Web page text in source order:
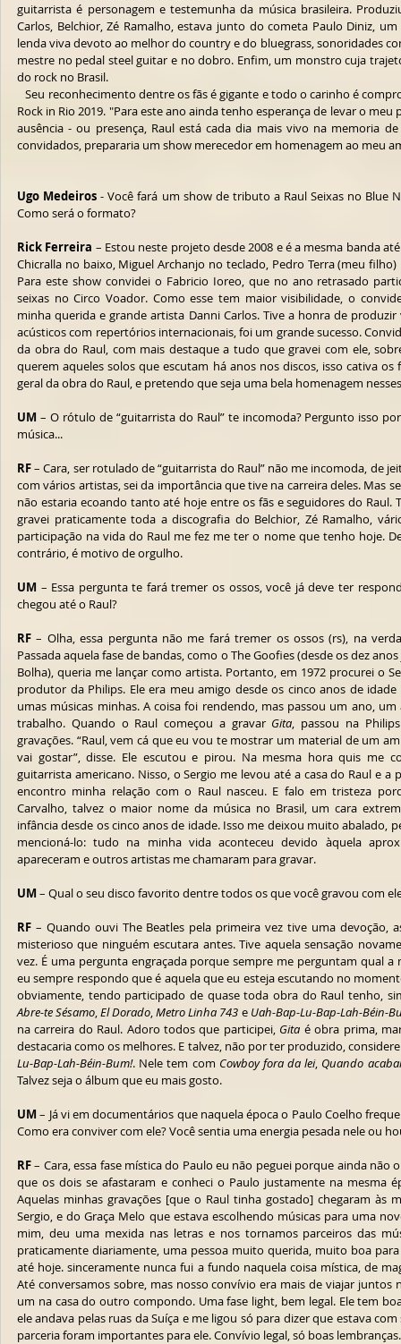
guitarrista é personagem e testemunha da música brasileira.
Carlos, Belchior, Zé Ramalho, estava junto do cometa Paulo Diniz,
lenda viva devoto ao melhor do country e do bluegrass, sonoridades
mestre no pedal steel guitar e no dobro. Enfim, um monstro cuja
do rock no Brasil.
   Seu reconhecimento dentre os fãs é gigante e todo o carinho é comprovado pela campanha para colocá-lo no
Rock in Rio 2019. "Para este ano ainda tenho esperança de levar o
ausência - ou presença, Raul está cada dia mais vivo na memoria
convidados, prepararia um show merecedor em homenagem ao meu
Ugo Medeiros - Você fará um show de tributo a Raul Seixas no Blue
Como será o formato?
Rick Ferreira – Estou neste projeto desde 2008 e é a mesma banda
Chicralla no baixo, Miguel Archanjo no teclado, Pedro Terra (meu
Para este show convidei o Fabricio Ioreo, que no ano retrasado
seixas no Circo Voador. Como esse tem maior visibilidade, o
minha querida e grande artista Danni Carlos. Tive a honra de
acústicos com repertórios internacionais, foi um grande sucesso.
da obra do Raul, com mais destaque a tudo que gravei com ele,
querem aqueles solos que escutam há anos nos discos, isso cativa
geral da obra do Raul, e pretendo que seja uma bela homenagem
UM – O rótulo de “guitarrista do Raul” te incomoda? Pergunto isso
música...
RF – Cara, ser rotulado de “guitarrista do Raul” não me incomoda, de
com vários artistas, sei da importância que tive na carreira deles. Mas
não estaria ecoando tanto até hoje entre os fãs e seguidores do Raul.
gravei praticamente toda a discografia do Belchior, Zé Ramalho,
participação na vida do Raul me fez me ter o nome que tenho hoje.
contrário, é motivo de orgulho.
UM – Essa pergunta te fará tremer os ossos, você já deve ter
chegou até o Raul?
RF – Olha, essa pergunta não me fará tremer os ossos (rs), na
Passada aquela fase de bandas, como o The Goofies (desde os dez
Bolha), queria me lançar como artista. Portanto, em 1972 procurei o
produtor da Philips. Ele era meu amigo desde os cinco anos de
umas músicas minhas. A coisa foi rendendo, mas passou um ano,
trabalho. Quando o Raul começou a gravar Gita, passou na
gravações. “Raul, vem cá que eu vou te mostrar um material de um
vai gostar”, disse. Ele escutou e pirou. Na mesma hora quis me
guitarrista americano. Nisso, o Sergio me levou até a casa do Raul e a
encontro minha relação com o Raul nasceu. E falo em tristeza
Carvalho, talvez o maior nome da música no Brasil, um cara
infância desde os cinco anos de idade. Isso me deixou muito abalado,
mencioná-lo: tudo na minha vida aconteceu devido àquela
apareceram e outros artistas me chamaram para gravar.
UM – Qual o seu disco favorito dentre todos os que você gravou com
RF – Quando ouvi The Beatles pela primeira vez tive uma devoção,
misterioso que ninguém escutara antes. Tive aquela sensação
vez. É uma pergunta engraçada porque sempre me perguntam qual a
eu sempre respondo que é aquela que eu esteja escutando no
Abre-te Sésamo, El Dorado, Metro Linha 743 e Uah-Bap-Lu-Bap-Lah-Béin-
na carreira do Raul. Adoro todos que participei, Gita é obra prima,
destacaria como os melhores. E talvez, não por ter produzido,
Lu-Bap-Lah-Béin-Bum!. Nele tem com Cowboy fora da lei, Quando
Talvez seja o álbum que eu mais gosto.
UM – Já vi em documentários que naquela época o Paulo Coelho
Como era conviver com ele? Você sentia uma energia pesada nele ou
RF – Cara, essa fase mística do Paulo eu não peguei porque ainda não
que os dois se afastaram e conheci o Paulo justamente na mesma
Aquelas minhas gravações [que o Raul tinha gostado] chegaram às
Sergio, e do Graça Melo que estava escolhendo músicas para uma
mim, deu uma mexida nas letras e nos tornamos parceiros das
praticamente diariamente, uma pessoa muito querida, muito boa
até hoje. sinceramente nunca fui a fundo naquela coisa mística, de
Até conversamos sobre, mas nosso convívio era mais de viajar juntos
um na casa do outro compondo. Uma fase light, bem legal. Ele tem
ele andava pelas ruas da Suíça e me ligou só para dizer que estava
parceria foram importantes para ele. Convívio legal, só boas lembranças.